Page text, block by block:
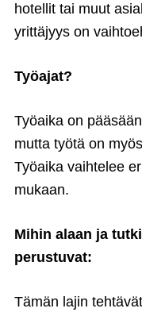
hotellit tai muut
yrittäjyys on
Työajat?
Työaika on
mutta työtä on
Työaika vaihtelee
mukaan.
Mihin alaan ja
perustuvat:
Tämän lajin